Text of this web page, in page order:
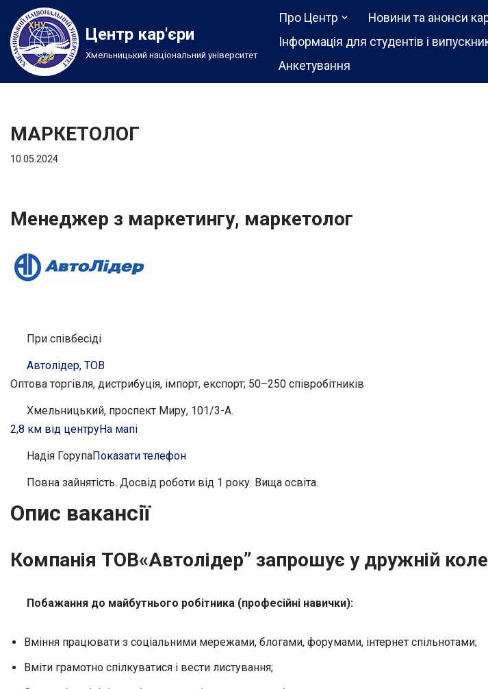
Перейти
до
вмісту
Центр кар'єри
Хмельницький національний університет
Про Центр Новини та анонси
Інформація для студентів і
Анкетування
МАРКЕТОЛОГ
10.05.2024
Менеджер з маркетингу, маркетолог
При співбесіді
Автолідер, ТОВ
Оптова торгівля, дистрибуція, імпорт, експорт; 50–250 співробітників
Хмельницький, проспект Миру, 101/3-А.
2,8 км від центруНа мапі
Надія ГорупаПоказати телефон
Повна зайнятість. Досвід роботи від 1 року. Вища освіта.
Опис вакансії
Компанія ТОВ«Автолідер” запрошує у дружній
Побажання до майбутнього робітника (професійні навички):
Вміння працювати з соціальними мережами, блогами, форумами, інтернет спільнотами;
Вміти грамотно спілкуватися і вести листування;